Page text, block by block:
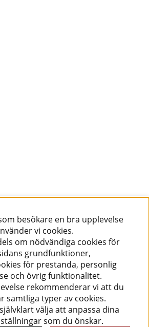
besökare en bra upplevelse
vi cookies.
om nödvändiga cookies för
grundfunktioner,
för prestanda, personlig
och övrig funktionalitet.
rekommenderar vi att du
samtliga typer av cookies.
välja att anpassa dina
som du önskar.